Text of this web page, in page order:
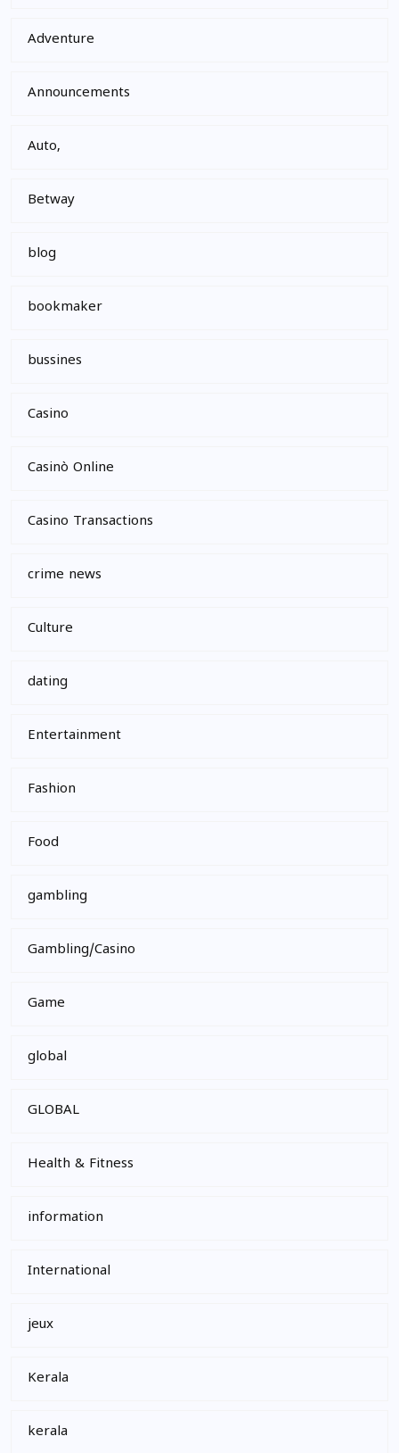
Adventure
Announcements
Auto,
Betway
blog
bookmaker
bussines
Casino
Casinò Online
Casino Transactions
crime news
Culture
dating
Entertainment
Fashion
Food
gambling
Gambling/Casino
Game
global
GLOBAL
Health & Fitness
information
International
jeux
Kerala
kerala